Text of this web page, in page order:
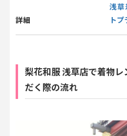
詳細
浅草
トプ
梨花和服 浅草店で着物
だく際の流れ